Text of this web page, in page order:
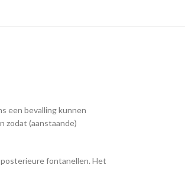
een bevalling kunnen
zodat (aanstaande)
fontanellen. Het